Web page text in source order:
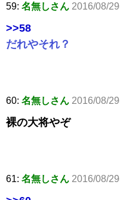
59: 名無しさん 2016/08/
>>58
だれやそれ？
60: 名無しさん 2016/08/
裸の大将やぞ
61: 名無しさん 2016/08/